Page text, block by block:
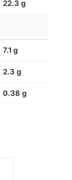
22.3 g
7.1 g
2.3 g
0.38 g